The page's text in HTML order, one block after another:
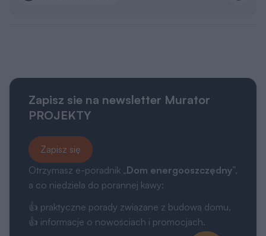
Zapisz sie na newsletter Murator
PROJEKTY
Zapisz się
Otrzymasz e-poradnik „Dom energooszczędny”,
a co niedziela do porannej kawy:
👍 praktyczne porady związane z budową domu,
👍 informacje o nowościach i promocjach.